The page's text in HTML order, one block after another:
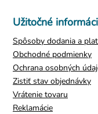
Užitočné
Spôsoby dodania a
Obchodné podmienky
Ochrana osobných
Zistiť stav objednávky
Vrátenie tovaru
Reklamácie